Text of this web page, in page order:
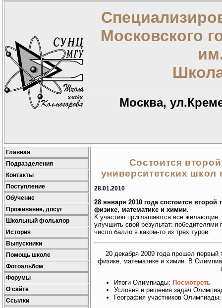
Московского
Москва,
Главная
Подразделения
Контакты
Поступление
Обучение
Проживание, досуг
Школьный фольклор
История
Выпускники
Помощь школе
Фотоальбом
Форумы
О сайте
Ссылки
Состоится
университетских
28.01.2010
28 января 2010 года состоится
физике, математике и химии.
К участию приглашаются все
улучшить свой результат: победителями
число балло в каком-то из трех туров.
20 декабря 2009 года прошел первый
физике, математике и химии. В
Итоги Олимпиады: Посмотреть
Условия и решения задач
География участников